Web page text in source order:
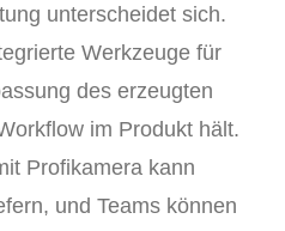
unterscheidet sich.
Werkzeuge für
des erzeugten
im Produkt hält.
Profikamera kann
und Teams können